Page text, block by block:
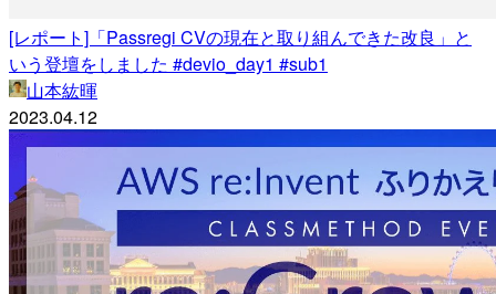
[レポート]「Passregi CVの現在と取り組んできた改良」と
いう登壇をしました #devio_day1 #sub1
山本紘暉
2023.04.12